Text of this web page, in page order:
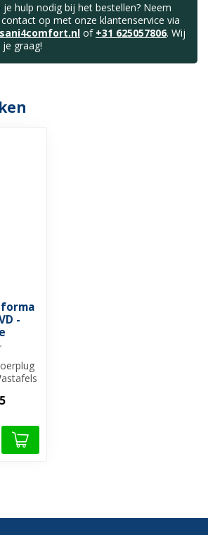
je hulp nodig bij het bestellen? Neem
op met onze klantenservice via
of +31 625057806. Wij
graag!
-